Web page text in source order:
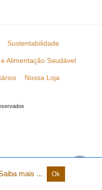
Sustentabilidade
Alimentação Saudável
Nossa Loja
mais ... Ok